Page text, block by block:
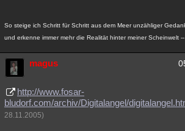
So steige ich Schritt für Schritt aus dem Meer unzähliger
und erkenne immer mehr die Realität hinter meiner Scheinwelt --
magus
http://www.fosar-
bludorf.com/archiv/Digitalangel/
28.11.2005)